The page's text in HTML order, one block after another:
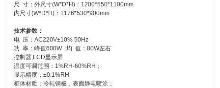
尺 寸：外尺寸(W*D*H)：1200*550*1100mm
内尺寸(W*D*H)：1176*530*900mm
技术参数：
电 压：AC220V±10% 50Hz
功 率：峰值600W 均 值：80W左右
控制器;LCD显示屏
湿度可调范围：1%RH-60%RH；
显示精度：±0.1%RH
柜体材质：冷轧钢板，表面静电喷涂；